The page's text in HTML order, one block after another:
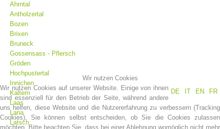
Vereinsgeschichte
Ahrntal
Antholzertal
Bozen
Brixen
Bruneck
Gossensass - Pflersch
Gröden
Hochpustertal
Innichen
Kaltern
Laas
Lana
Latsch
Wir nutzen Cookies
DE
IT EN FR
Wir nutzen Cookies auf unserer Website. Einige von ihnen
sind essenziell für den Betrieb der Seite, während andere
uns helfen, diese Website und die Nutzererfahrung zu verbessern (Tracking
Cookies). Sie können selbst entscheiden, ob Sie die Cookies zulassen
möchten. Bitte beachten Sie, dass bei einer Ablehnung womöglich nicht mehr